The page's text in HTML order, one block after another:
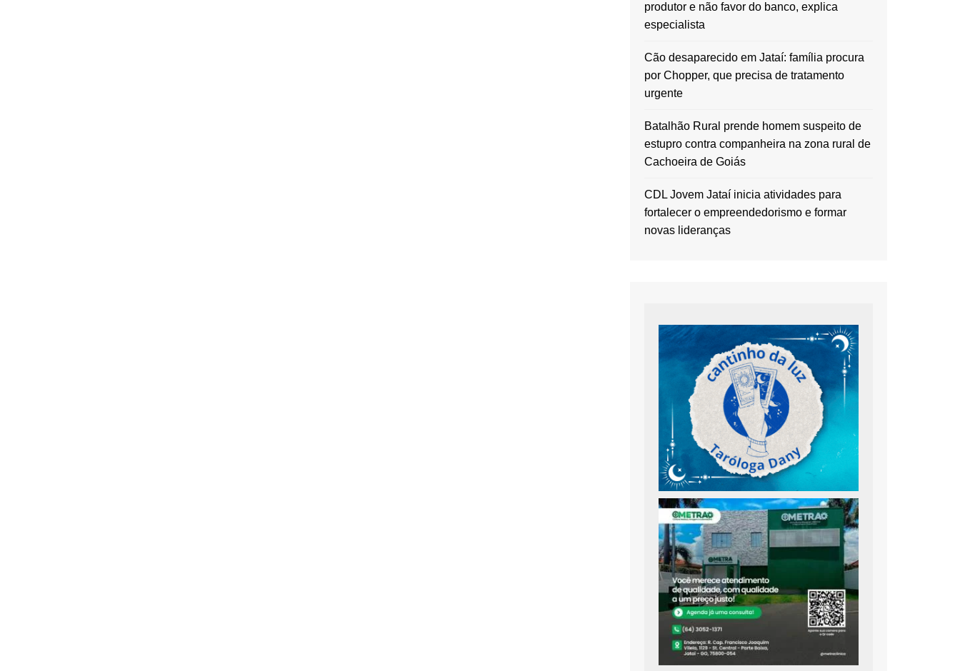
produtor e não favor do banco, explica
especialista
Cão desaparecido em Jataí: família procura
por Chopper, que precisa de tratamento
urgente
Batalhão Rural prende homem suspeito de
estupro contra companheira na zona rural de
Cachoeira de Goiás
CDL Jovem Jataí inicia atividades para
fortalecer o empreendedorismo e formar
novas lideranças